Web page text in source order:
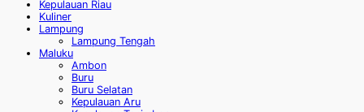
Kepulauan Riau
Kuliner
Lampung
Lampung Tengah
Maluku
Ambon
Buru
Buru Selatan
Kepulauan Aru